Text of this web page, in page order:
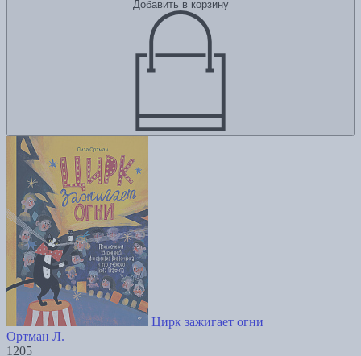
Добавить в корзину
Цирк зажигает огни
Ортман Л.
1205